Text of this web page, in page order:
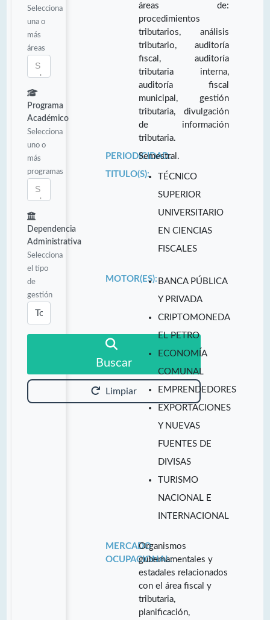
Selecciona
una o
más
áreas
Programa
Académico
Selecciona
uno o
más
programas
Dependencia
Administrativa
Selecciona
el tipo
de
gestión
Buscar
Limpiar
áreas de:
procedimientos
tributarios, análisis
tributario, auditoría
fiscal, auditoría
tributaria interna,
auditoría fiscal
municipal, gestión
tributaria, divulgación
de información
tributaria.
PERIODICIDAD:
Semestral.
TITULO(S):
TÉCNICO
SUPERIOR
UNIVERSITARIO
EN CIENCIAS
FISCALES
MOTOR(ES): BANCA PÚBLICA
Y PRIVADA
CRIPTOMONEDA
EL PETRO
ECONOMÍA
COMUNAL
EMPRENDEDORES
EXPORTACIONES
Y NUEVAS
FUENTES DE
DIVISAS
TURISMO
NACIONAL E
INTERNACIONAL
MERCADO
OCUPACIONAL:
Organismos
gubernamentales y
estadales relacionados
con el área fiscal y
tributaria,
planificación,